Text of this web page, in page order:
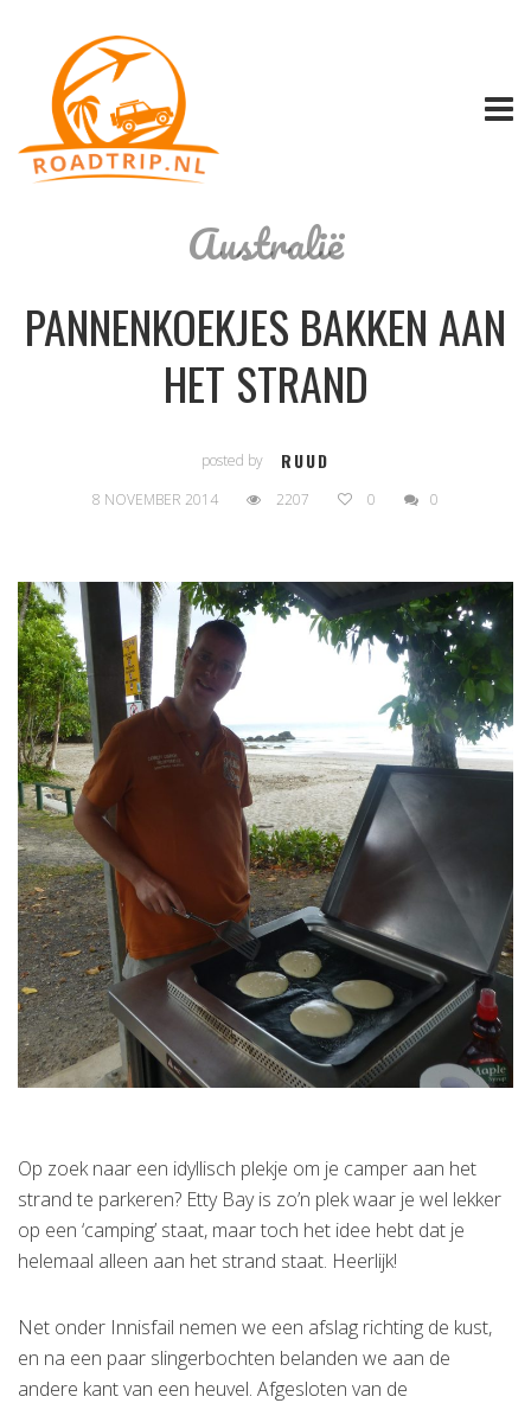
Australië
PANNENKOEKJES BAKKEN AAN
HET STRAND
posted by RUUD
8 NOVEMBER 2014 2207 0 0
Op zoek naar een idyllisch plekje om je camper aan het
strand te parkeren? Etty Bay is zo’n plek waar je wel lekker
op een ‘camping’ staat, maar toch het idee hebt dat je
helemaal alleen aan het strand staat. Heerlijk!
Net onder Innisfail nemen we een afslag richting de kust,
en na een paar slingerbochten belanden we aan de
andere kant van een heuvel. Afgesloten van de